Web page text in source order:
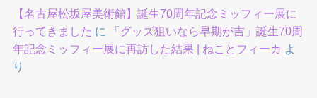
【名古屋松坂屋美術館】誕生70周年記念ミッフィー展に
行ってきました に
「グッズ狙いなら早期が吉」誕生70周
年記念ミッフィー展に再訪した結果 | ねことフィーカ よ
り